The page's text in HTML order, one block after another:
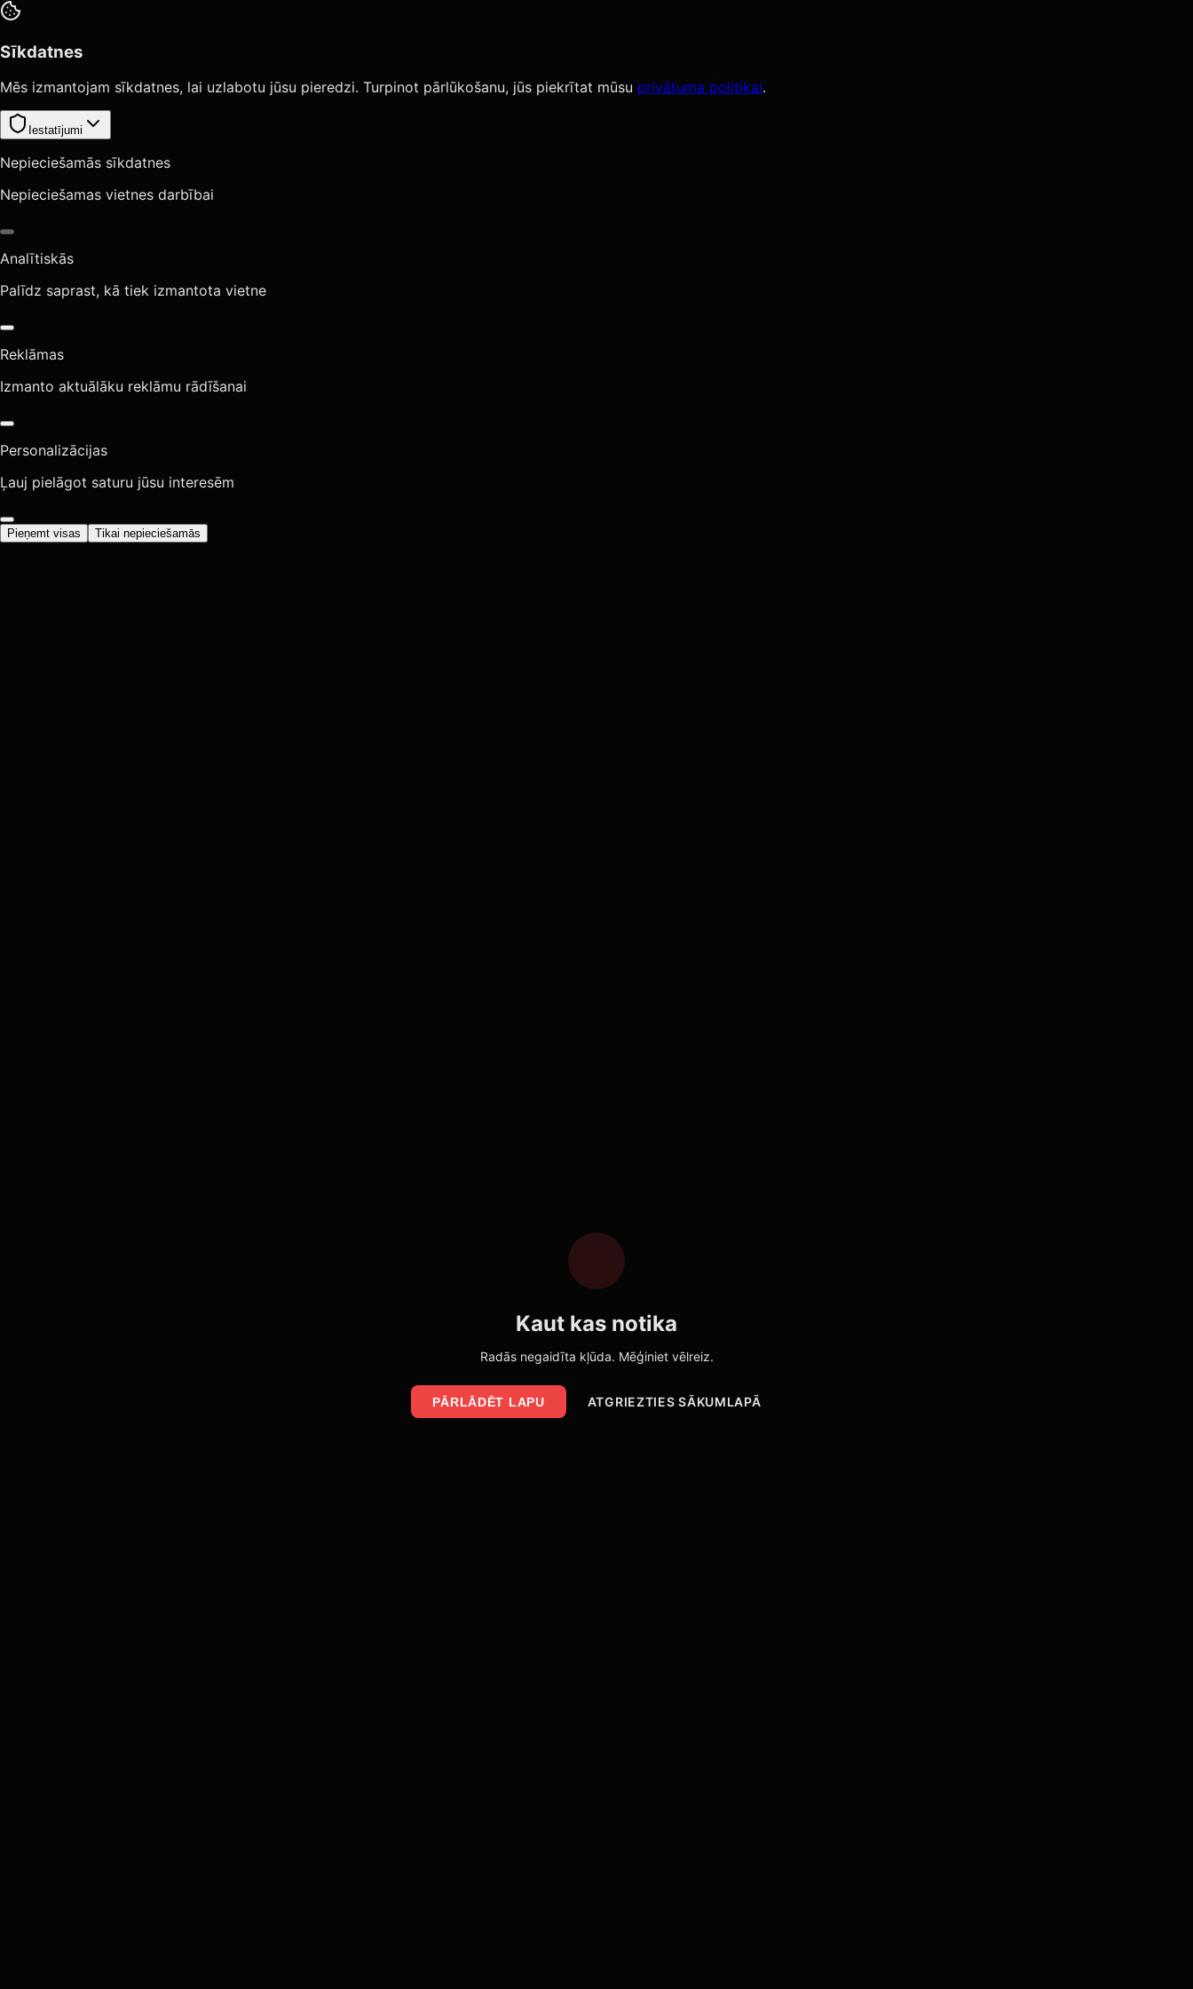
Sīkdatnes
Mēs izmantojam sīkdatnes, lai uzlabotu jūsu pieredzi. Turpinot pārlūkošanu, jūs piekrītat mūsu privātuma politikai.
Iestatījumi
Nepieciešamās sīkdatnes
Nepieciešamas vietnes darbībai
Analītiskās
Palīdz saprast, kā tiek izmantota vietne
Reklāmas
Izmanto aktuālāku reklāmu rādīšanai
Personalizācijas
Ļauj pielāgot saturu jūsu interesēm
Pieņemt visas Tikai nepieciešamās
Kaut kas notika
Radās negaidīta kļūda. Mēģiniet vēlreiz.
PĀRLĀDĒT LAPU ATGRIEZTIES SĀKUMLAPĀ